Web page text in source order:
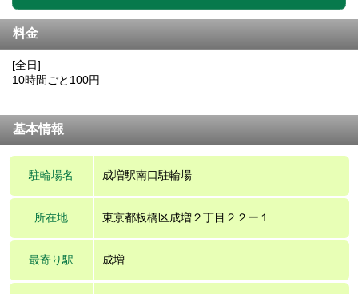
料金
[全日]
10時間ごと100円
基本情報
駐輪場名 成増駅南口駐輪場
所在地 東京都板橋区成増２丁目２２ー１
最寄り駅 成増